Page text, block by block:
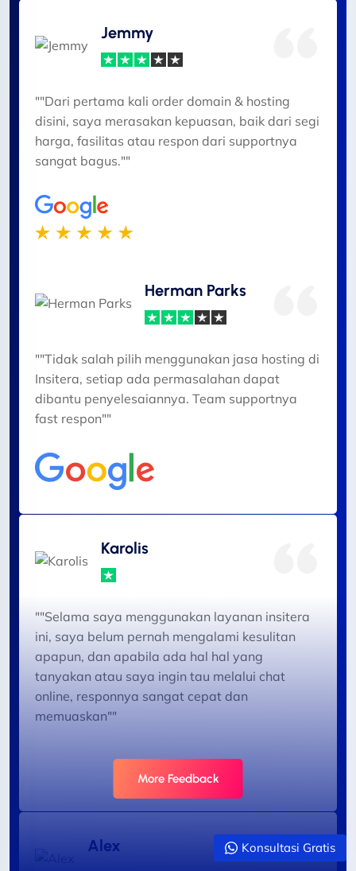
Jemmy
""Dari pertama kali order domain & hosting
disini, saya merasakan kepuasan, baik dari segi
harga, fasilitas atau respon dari supportnya
sangat bagus.""
Herman Parks
""Tidak salah pilih menggunakan jasa hosting di
Insitera, setiap ada permasalahan dapat
dibantu penyelesaiannya. Team supportnya
fast respon""
Karolis
""Selama saya menggunakan layanan insitera
ini, saya belum pernah mengalami kesulitan
apapun, dan apabila ada hal hal yang
tanyakan atau saya ingin tau melalui chat
online, responnya sangat cepat dan
memuaskan""
Alex
More Feedback
Konsultasi Gratis